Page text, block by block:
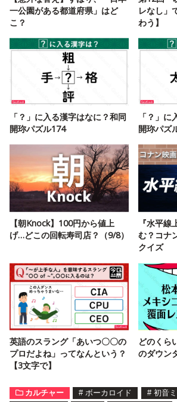
一公園がある都道府県」はど
こ？
レなし」
わう】
「？」に入る漢字はなに？和同
開珎パズル174
「？」
開珎パズ
【朝Knock】100円から値上
げ…どこの回転寿司店？（9/8）
『水平
む？コナ
クイズ
英語のスラング「あいつ〇〇の
プロだよね」ってなんという？
【3文字で】
どのくら
のダウン
カルチャー # ボーカロイド # 初音